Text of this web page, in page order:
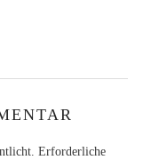
Erforderliche